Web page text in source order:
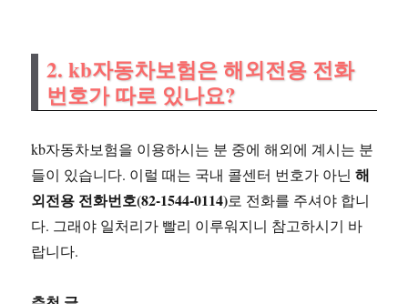
2. kb자동차보험은 해외전용 전화
번호가 따로 있나요?
kb자동차보험을 이용하시는 분 중에 해외에 계시는 분
들이 있습니다. 이럴 때는 국내 콜센터 번호가 아닌해
외전용 전화번호(82-1544-0114)로 전화를 주셔야 합니
다. 그래야 일처리가 빨리 이루워지니 참고하시기 바
랍니다.